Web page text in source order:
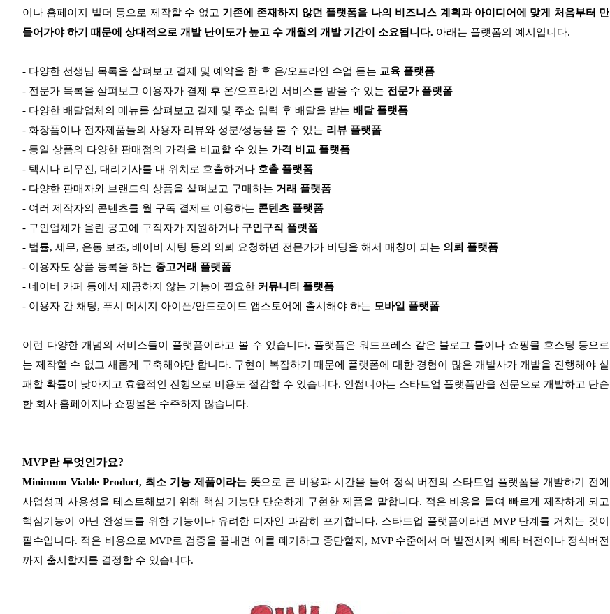
이나 홈페이지 빌더 등으로 제작할 수 없고 기존에 존재하지 않던 플랫폼을 나의 비즈니스 계획과 아이디어에 맞게 처음부터 만
들어가야 하기 때문에 상대적으로 개발 난이도가 높고 수 개월의 개발 기간이 소요됩니다. 아래는 플랫폼의 예시입니다.
- 다양한 선생님 목록을 살펴보고 결제 및 예약을 한 후 온/오프라인 수업 듣는 교육 플랫폼
- 전문가 목록을 살펴보고 이용자가 결제 후 온/오프라인 서비스를 받을 수 있는 전문가 플랫폼
- 다양한 배달업체의 메뉴를 살펴보고 결제 및 주소 입력 후 배달을 받는 배달 플랫폼
- 화장품이나 전자제품들의 사용자 리뷰와 성분/성능을 볼 수 있는 리뷰 플랫폼
- 동일 상품의 다양한 판매점의 가격을 비교할 수 있는 가격 비교 플랫폼
- 택시나 리무진, 대리기사를 내 위치로 호출하거나 호출 플랫폼
- 다양한 판매자와 브랜드의 상품을 살펴보고 구매하는 거래 플랫폼
- 여러 제작자의 콘텐츠를 월 구독 결제로 이용하는 콘텐츠 플랫폼
- 구인업체가 올린 공고에 구직자가 지원하거나 구인구직 플랫폼
- 법률, 세무, 운동 보조, 베이비 시팅 등의 의뢰 요청하면 전문가가 비딩을 해서 매칭이 되는 의뢰 플랫폼
- 이용자도 상품 등록을 하는 중고거래 플랫폼
- 네이버 카페 등에서 제공하지 않는 기능이 필요한 커뮤니티 플랫폼
- 이용자 간 채팅, 푸시 메시지 아이폰/안드로이드 앱스토어에 출시해야 하는 모바일 플랫폼
이런 다양한 개념의 서비스들이 플랫폼이라고 볼 수 있습니다. 플랫폼은 워드프레스 같은 블로그 툴이나 쇼핑몰 호스팅 등으로
는 제작할 수 없고 새롭게 구축해야만 합니다. 구현이 복잡하기 때문에 플랫폼에 대한 경험이 많은 개발사가 개발을 진행해야 실
패할 확률이 낮아지고 효율적인 진행으로 비용도 절감할 수 있습니다. 인썸니아는 스타트업 플랫폼만을 전문으로 개발하고 단순
한 회사 홈페이지나 쇼핑몰은 수주하지 않습니다.
MVP란 무엇인가요?
Minimum Viable Product, 최소 기능 제품이라는 뜻으로 큰 비용과 시간을 들여 정식 버전의 스타트업 플랫폼을 개발하기 전에
사업성과 사용성을 테스트해보기 위해 핵심 기능만 단순하게 구현한 제품을 말합니다. 적은 비용을 들여 빠르게 제작하게 되고
핵심기능이 아닌 완성도를 위한 기능이나 유려한 디자인 과감히 포기합니다. 스타트업 플랫폼이라면 MVP 단계를 거치는 것이
필수입니다. 적은 비용으로 MVP로 검증을 끝내면 이를 폐기하고 중단할지, MVP 수준에서 더 발전시켜 베타 버전이나 정식버전
까지 출시할지를 결정할 수 있습니다.